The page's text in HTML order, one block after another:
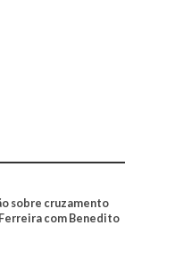
sobre cruzamento
com Benedito